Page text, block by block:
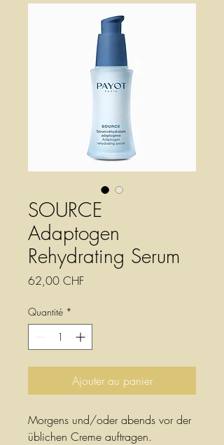
SOURCE
Adaptogen
Rehydrating Serum
62,00 CHFPrix
Quantité *
Ajouter au panier
Morgens und/oder abends vor der
üblichen Creme auftragen.